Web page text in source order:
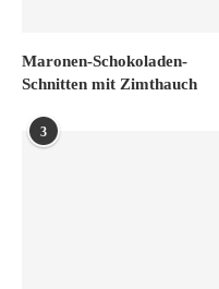
Maronen-Schokoladen-
Schnitten mit Zimthauch
3